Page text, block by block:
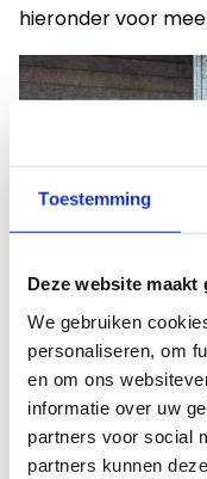
Toestemming
Deze website
We gebruiken
personaliseren, om
en om ons
informatie over uw
partners voor social
partners kunnen
hieronder voor